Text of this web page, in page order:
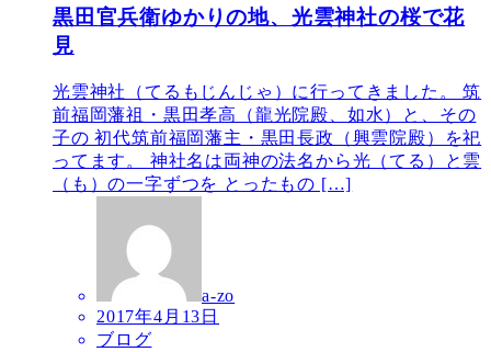
黒田官兵衛ゆかりの地、光雲神社の桜で花
見
光雲神社（てるもじんじゃ）に行ってきました。 筑
前福岡藩祖・黒田孝高（龍光院殿、如水）と、その
子の 初代筑前福岡藩主・黒田長政（興雲院殿）を祀
ってます。 神社名は両神の法名から光（てる）と雲
（も）の一字ずつを とったもの […]
a-zo
2017年4月13日
ブログ